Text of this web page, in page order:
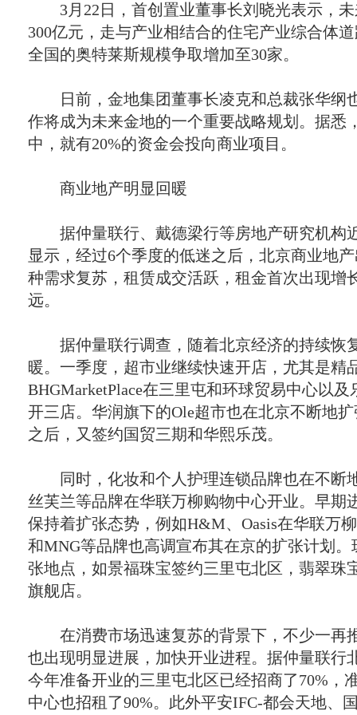
3月 22 日
，首创置业董事长刘晓光表示，
300亿元，走与产业相结合的住宅产业综合体
全国的奥特莱斯规模争取增加至30家。
日前，金地集团董事长凌克和总裁张华纲
作将成为未来金地的一个重要战略规划。据悉
中，就有20%的资金会投向商业项目。
商业地产明显回暖
据仲量联行、戴德梁行等房地产研究机构
显示，经过6个季度的低迷之后，北京商业地
种需求复苏，租赁成交活跃，租金首次出现增
远。
据仲量联行调查，随着北京经济的持续恢
暖。一季度，超市业继续快速开店，尤其是精
BHGMarketPlace在三里屯和环球贸易中心以及
开三店。华润旗下的Ole超市也在北京不断地
之后，又签约国贸三期和华熙乐茂。
同时，化妆和个人护理连锁品牌也在不断
丝芙兰等品牌在华联万柳购物中心开业。早期
保持着扩张态势，例如H&M、 Oasis在华联万
和MNG等品牌也高调宣布其在京的扩张计划
张地点，如景福珠宝签约三里屯北区，翡翠珠
旗舰店。
在消费市场迅速复苏的背景下，不少一再
也出现明显进展，加快开业进程。据仲量联行
今年准备开业的三里屯北区已经招商了70% ，
中心也招租了90%。此外平安IFC-都会天地、